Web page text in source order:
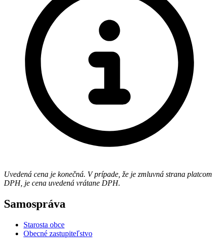
Uvedená cena je konečná. V prípade, že je zmluvná strana platcom
DPH, je cena uvedená vrátane DPH.
Samospráva
Starosta obce
Obecné zastupiteľstvo